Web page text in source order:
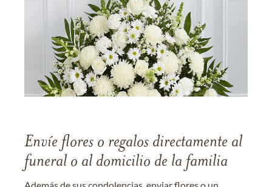
Envíe flores o regalos directamente al
funeral o al domicilio de la familia